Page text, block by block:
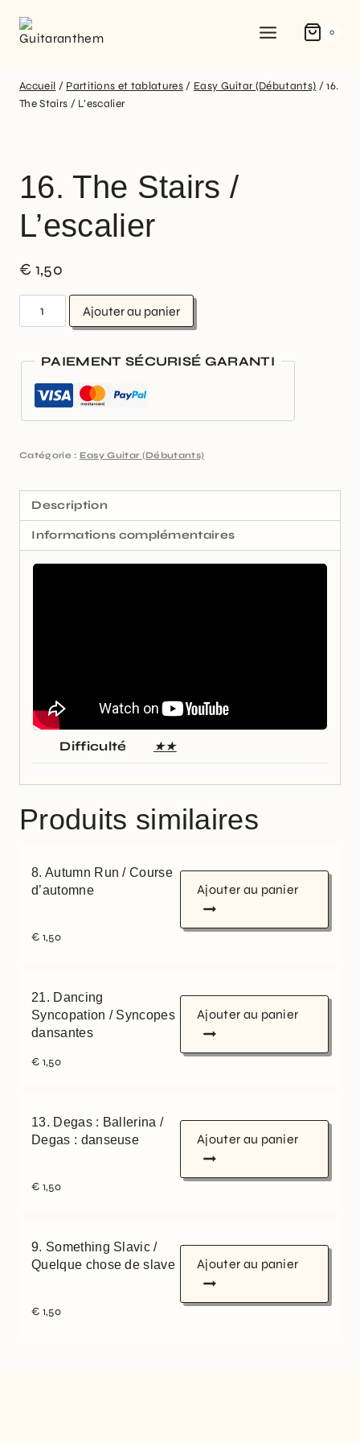
0
Accueil / Partitions et tablatures / Easy Guitar (Débutants) / 16.
The Stairs / L’escalier
16. The Stairs /
L’escalier
€ 1,50
Ajouter au panier
PAIEMENT SÉCURISÉ GARANTI
Catégorie : Easy Guitar (Débutants)
Description
Informations complémentaires
Difficulté ★★
Produits similaires
8. Autumn Run / Course
d’automne
€ 1,50
Ajouter au panier
21. Dancing
Syncopation / Syncopes
dansantes
€ 1,50
Ajouter au panier
13. Degas : Ballerina /
Degas : danseuse
€ 1,50
Ajouter au panier
9. Something Slavic /
Quelque chose de slave
€ 1,50
Ajouter au panier